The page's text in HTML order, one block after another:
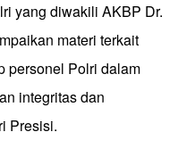
yang diwakili AKBP Dr.
materi terkait
personel Polri dalam
integritas dan
Presisi.